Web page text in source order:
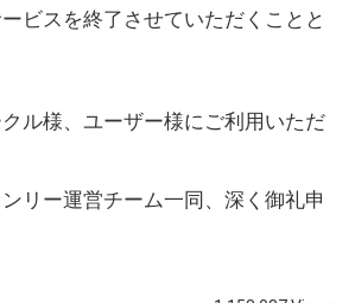
ビスを終了させていただくことと
ル様、ユーザー様にご利用いただ
リー運営チーム一同、深く御礼申